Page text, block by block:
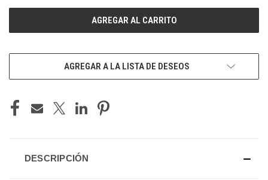
UNDEFINED UNDEFINED
AGREGAR A LA LISTA DE DESEOS
DESCRIPCIÓN